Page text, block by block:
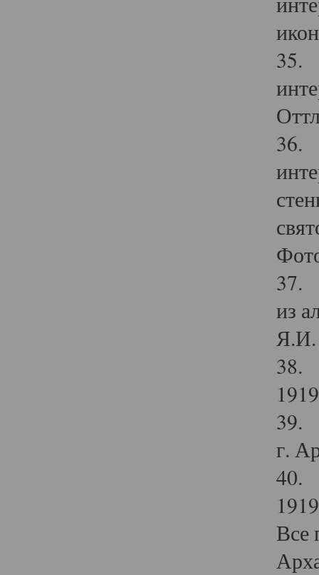
35.
36.
37.
из
Я.И.
38.
39.
г.
40.
Все